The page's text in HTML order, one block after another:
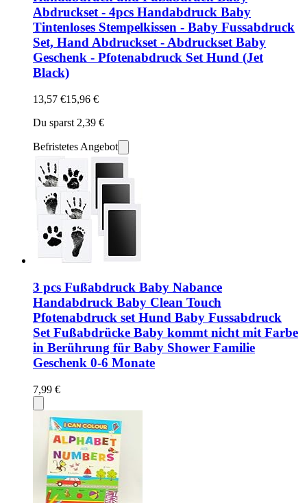
Abdruckset - 4pcs Handabdruck Baby
Tintenloses Stempelkissen - Baby Fussabdruck
Set, Hand Abdruckset - Abdruckset Baby
Geschenk - Pfotenabdruck Set Hund (Jet
Black)
13,57 €15,96 €
Du sparst 2,39 €
Befristetes Angebot
3 pcs Fußabdruck Baby Nabance
Handabdruck Baby Clean Touch
Pfotenabdruck set Hund Baby Fussabdruck
Set Fußabdrücke Baby kommt nicht mit Farbe
in Berührung für Baby Shower Familie
Geschenk 0-6 Monate
7,99 €